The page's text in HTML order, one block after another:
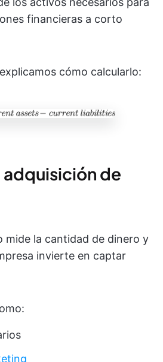
financieras a corto
cómo calcularlo:
de
mide la cantidad de dinero y
invierte en captar